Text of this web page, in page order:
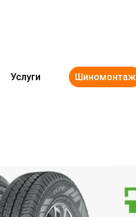
Услуги Шиномонтаж